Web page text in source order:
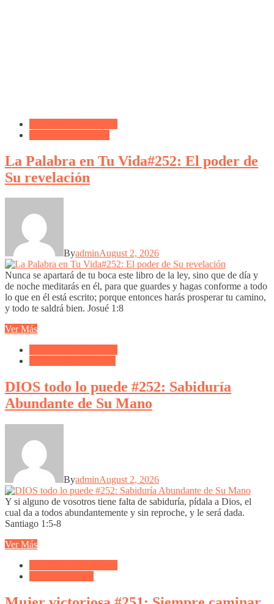
La Palabra en Tu Vida#252: El poder de
Su revelación
ByadminAugust 2, 2026
Nunca se apartará de tu boca este libro de la ley, sino que de día y
de noche meditarás en él, para que guardes y hagas conforme a todo
lo que en él está escrito; porque entonces harás prosperar tu camino,
y todo te saldrá bien. Josué 1:8
Ver Más
DIOS todo lo puede #252: Sabiduría
Abundante de Su Mano
ByadminAugust 2, 2026
Y si alguno de vosotros tiene falta de sabiduría, pídala a Dios, el
cual da a todos abundantemente y sin reproche, y le será dada.
Santiago 1:5-8
Ver Más